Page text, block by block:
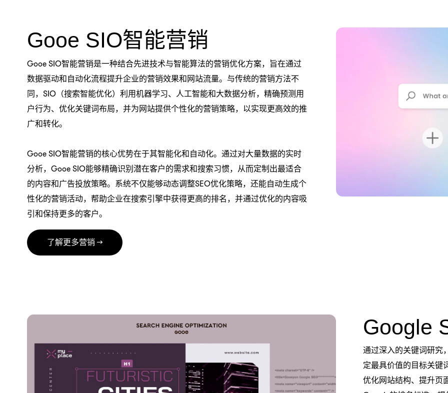
Gooe SIO智能营销
Gooe SIO智能营销是一种结合先进技术与智能算法的营销优化方案，旨在通过
数据驱动和自动化流程提升企业的营销效果和网站流量。与传统的营销方法不
同，SIO（搜索智能优化）利用机器学习、人工智能和大数据分析，精确预测用
户行为、优化关键词布局，并为网站提供个性化的营销策略，以实现更高效的推
广和转化。
Gooe SIO智能营销的核心优势在于其智能化和自动化。通过对大量数据的实时
分析，Gooe SIO能够精确识别潜在客户的需求和搜索习惯，从而定制出最适合
的内容和广告投放策略。系统不仅能够动态调整SEO优化策略，还能自动生成个
性化的营销活动，帮助企业在搜索引擎中获得更高的排名，并通过优化的内容吸
引和保持更多的客户。
了解更多营销 →
Google
通过深入的关键词研究
定最具价值的目标关键
优化网站结构、提升页